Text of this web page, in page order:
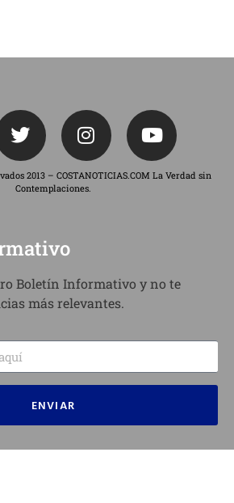
2013 – COSTANOTICIAS.COM La Verdad sin
Contemplaciones.
Boletín Informativo y no te
más relevantes.
ENVIAR